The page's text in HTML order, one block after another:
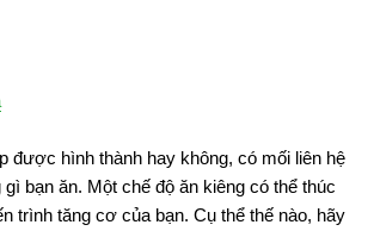
được hình thành hay không, có mối liên hệ
bạn ăn. Một chế độ ăn kiêng có thể thúc
trình tăng cơ của bạn. Cụ thể thế nào, hãy